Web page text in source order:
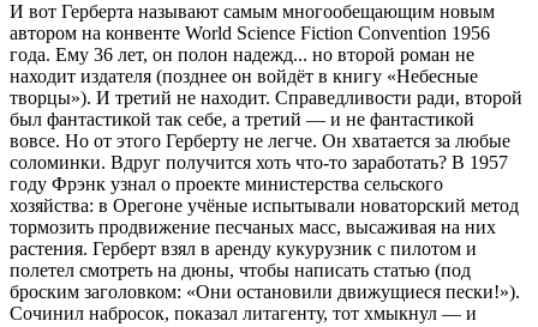
И вот Герберта называют самым многообещающим новым
автором на конвенте World Science Fiction Convention 1956
года. Ему 36 лет, он полон надежд... но второй роман не
находит издателя (позднее он войдёт в книгу «Небесные
творцы»). И третий не находит. Справедливости ради, второй
был фантастикой так себе, а третий — и не фантастикой
вовсе. Но от этого Герберту не легче. Он хватается за любые
соломинки. Вдруг получится хоть что-то заработать? В 1957
году Фрэнк узнал о проекте министерства сельского
хозяйства: в Орегоне учёные испытывали новаторский метод
тормозить продвижение песчаных масс, высаживая на них
растения. Герберт взял в аренду кукурузник с пилотом и
полетел смотреть на дюны, чтобы написать статью (под
броским заголовком: «Они остановили движущиеся пески!»).
Сочинил набросок, показал литагенту, тот хмыкнул — и